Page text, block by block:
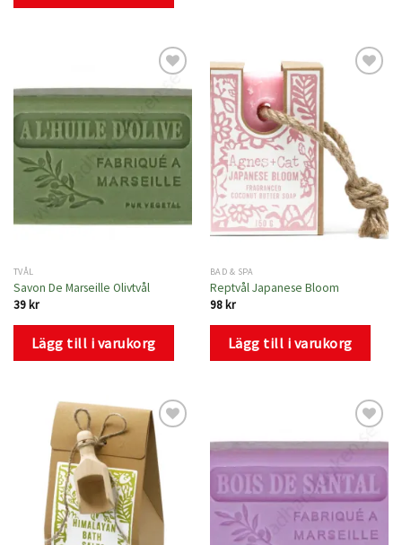
till i
önskelistan
TVÅL
Savon De Marseille Olivtvål
39 kr
Lägg till i varukorg
önskelistan
BAD & SPA
Reptvål Japanese Bloom
98 kr
Lägg till i varukorg
till i
önskelistan
önskelistan